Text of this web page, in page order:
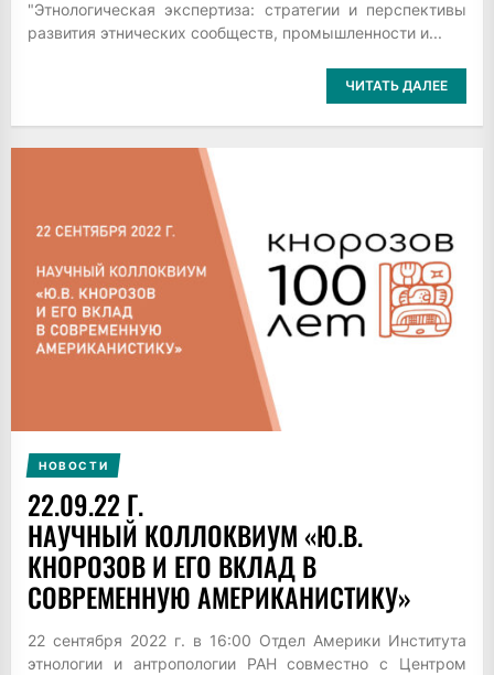
"Этнологическая экспертиза: стратегии и перспективы
развития этнических сообществ, промышленности и...
ЧИТАТЬ ДАЛЕЕ
НОВОСТИ
22.09.22 Г.
НАУЧНЫЙ КОЛЛОКВИУМ «Ю.В.
КНОРОЗОВ И ЕГО ВКЛАД В
СОВРЕМЕННУЮ АМЕРИКАНИСТИКУ»
22 сентября 2022 г. в 16:00 Отдел Америки Института
этнологии и антропологии РАН совместно с Центром